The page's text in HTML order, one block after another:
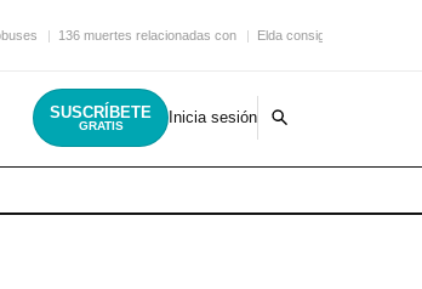
136 muertes relacionadas con Elda consigue una nueva
SUSCRÍBETE
GRATIS Inicia sesión